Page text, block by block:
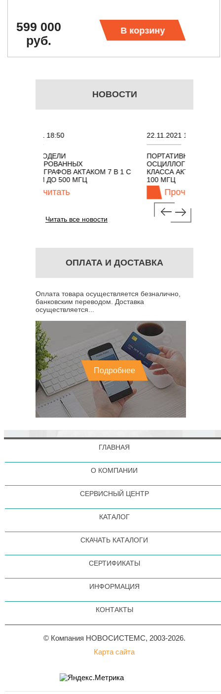
НОВОСТИ
АКТАКОМ 7 В 1 С
ДО 500 МГЦ
Прочитать
22.11.2021 18:41
ПОРТАТИВНЫЕ
ОСЦИЛЛОГРАФЫ
КЛАССА АКТАКОМ "3 В 1" С
100 МГЦ
Прочитать
Читать все новости
ОПЛАТА И ДОСТАВКА
Оплата товара осуществляется безналично,
банковским переводом. Доставка
осуществляется...
Подробнее
599 000
руб.
В корзину
ГЛАВНАЯ
О КОМПАНИИ
СЕРВИСНЫЙ ЦЕНТР
КАТАЛОГ
СКАЧАТЬ КАТАЛОГИ
СЕРТИФИКАТЫ
ИНФОРМАЦИЯ
КОНТАКТЫ
© Компания НОВОСИСТЕМС, 2003-2026.
Карта сайта